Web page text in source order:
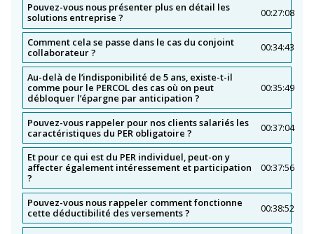
Pouvez-vous nous présenter plus en détail les
solutions entreprise ?
00:27:08
Comment cela se passe dans le cas du conjoint
collaborateur ?
00:34:43
Au-delà de l’indisponibilité de 5 ans, existe-t-il
comme pour le PERCOL des cas où on peut
débloquer l’épargne par anticipation ?
00:35:49
Pouvez-vous rappeler pour nos clients salariés les
caractéristiques du PER obligatoire ?
00:37:04
Et pour ce qui est du PER individuel, peut-on y
affecter également intéressement et participation
?
00:37:56
Pouvez-vous nous rappeler comment fonctionne
cette déductibilité des versements ?
00:38:52